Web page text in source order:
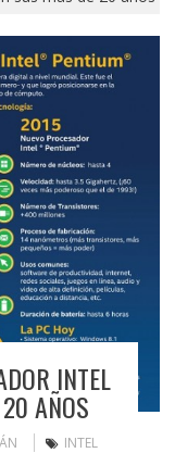
INTEL
AÑOS
INTEL